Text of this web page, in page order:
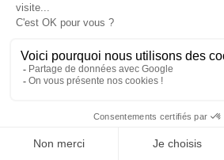
Fondateur · Engage.ad
Au-delà